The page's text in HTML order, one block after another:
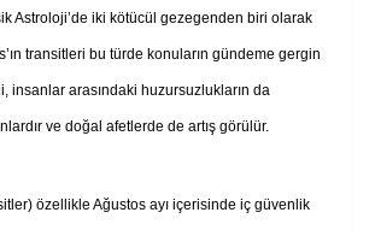
Astroloji’de iki kötücül gezegenden biri olarak
transitleri bu türde konuların gündeme gergin
insanlar arasındaki huzursuzlukların da
ve doğal afetlerde de artış görülür.
özellikle Ağustos ayı içerisinde iç güvenlik